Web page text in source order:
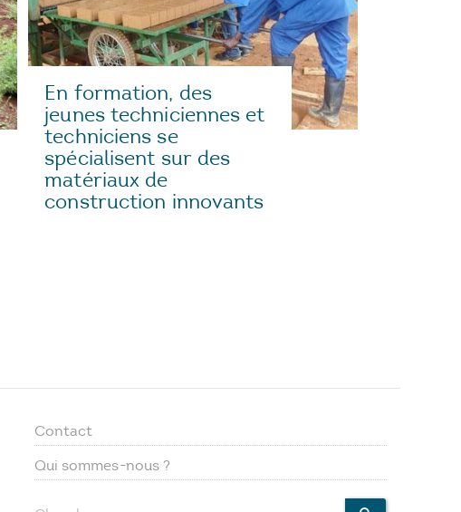
En formation, des
jeunes techniciennes et
techniciens se
spécialisent sur des
matériaux de
construction innovants
Footer
Contact
Qui sommes-nous ?
Chercher